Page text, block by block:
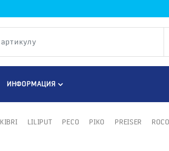
ИНФОРМАЦИЯ
KIBRI LILIPUT PECO PIKO PREISER ROCO